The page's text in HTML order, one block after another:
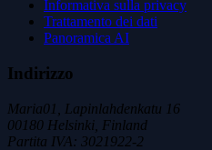
Informativa sulla privacy
Trattamento dei dati
Panoramica AI
Indirizzo
Maria01, Lapinlahdenkatu 16
00180 Helsinki, Finland
Partita IVA: 3021922-2